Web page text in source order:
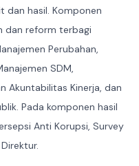
dan hasil. Komponen
dan reform terbagi
Perubahan,
SDM,
Akuntabilitas Kinerja, dan
Pada komponen hasil
Anti Korupsi, Survey